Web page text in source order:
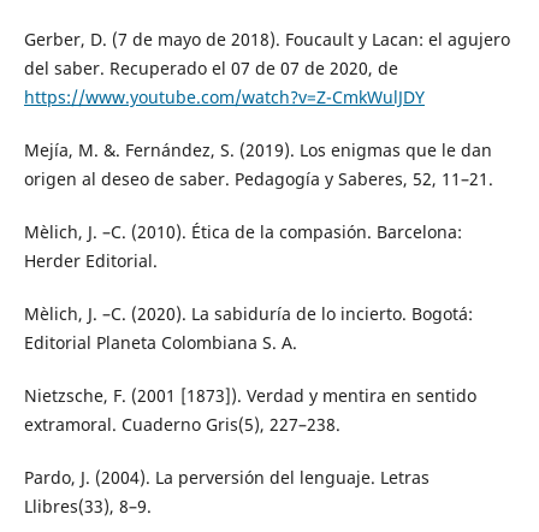
Gerber, D. (7 de mayo de 2018). Foucault y Lacan: el agujero
del saber. Recuperado el 07 de 07 de 2020, de
https://www.youtube.com/watch?v=Z-CmkWulJDY
Mejía, M. &. Fernández, S. (2019). Los enigmas que le dan
origen al deseo de saber. Pedagogía y Saberes, 52, 11–21.
Mèlich, J. –C. (2010). Ética de la compasión. Barcelona:
Herder Editorial.
Mèlich, J. –C. (2020). La sabiduría de lo incierto. Bogotá:
Editorial Planeta Colombiana S. A.
Nietzsche, F. (2001 [1873]). Verdad y mentira en sentido
extramoral. Cuaderno Gris(5), 227–238.
Pardo, J. (2004). La perversión del lenguaje. Letras
Llibres(33), 8–9.